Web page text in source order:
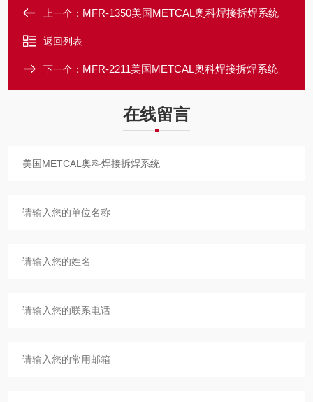
上一个： MFR-1350美国METCAL奥科焊接拆焊系统
返回列表
下一个： MFR-2211美国METCAL奥科焊接拆焊系统
在线留言